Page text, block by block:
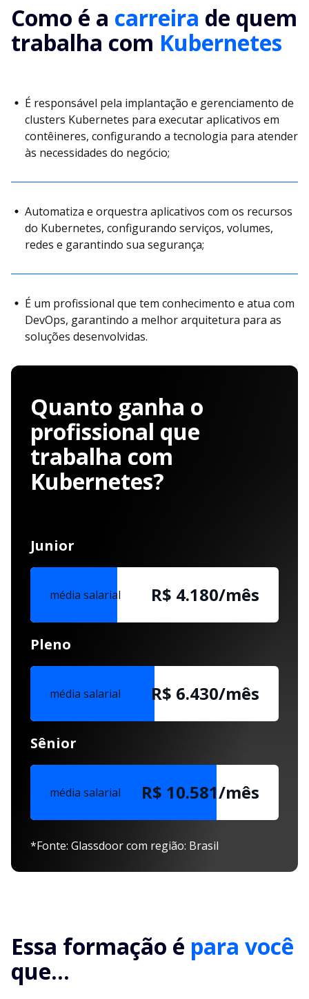
Como é a carreira de quem
trabalha com Kubernetes
É responsável pela implantação e gerenciamento de
clusters Kubernetes para executar aplicativos em
contêineres, configurando a tecnologia para atender
às necessidades do negócio;
Automatiza e orquestra aplicativos com os recursos
do Kubernetes, configurando serviços, volumes,
redes e garantindo sua segurança;
É um profissional que tem conhecimento e atua com
DevOps, garantindo a melhor arquitetura para as
soluções desenvolvidas.
Quanto ganha o
profissional que
trabalha com
Kubernetes?
Junior
média salarial R$ 4.180/mês
Pleno
média salarial R$ 6.430/mês
Sênior
média salarial R$ 10.581/mês
*Fonte: Glassdoor com região: Brasil
Essa formação é para você
que...